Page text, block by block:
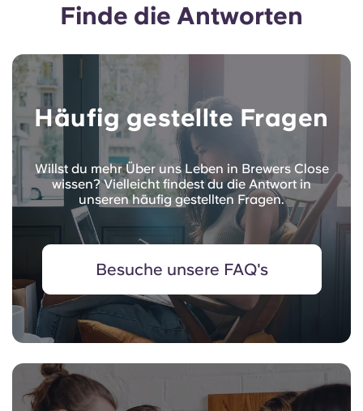
Finde die Antworten
Häufig gestellte Fragen
Willst du mehr Über uns Leben in Brewers Close
wissen? Vielleicht findest du die Antwort in
unseren häufig gestellten Fragen.
Besuche unsere FAQ's